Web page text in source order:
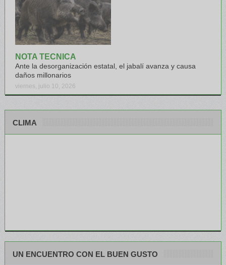
NOTA TECNICA
Ante la desorganización estatal, el jabalí avanza y causa
daños millonarios
viernes, julio 10, 2026
CLIMA
UN ENCUENTRO CON EL BUEN GUSTO